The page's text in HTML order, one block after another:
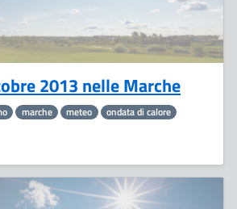
2013 nelle Marche
marche meteo
ondata di calore